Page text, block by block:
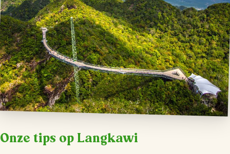
Onze tips op Langkawi